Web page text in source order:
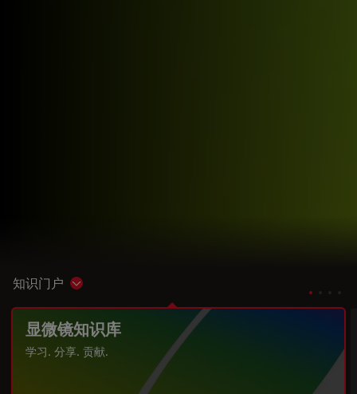
知识门户 Show subnavigation
显微镜知识库
学习. 分享. 贡献.